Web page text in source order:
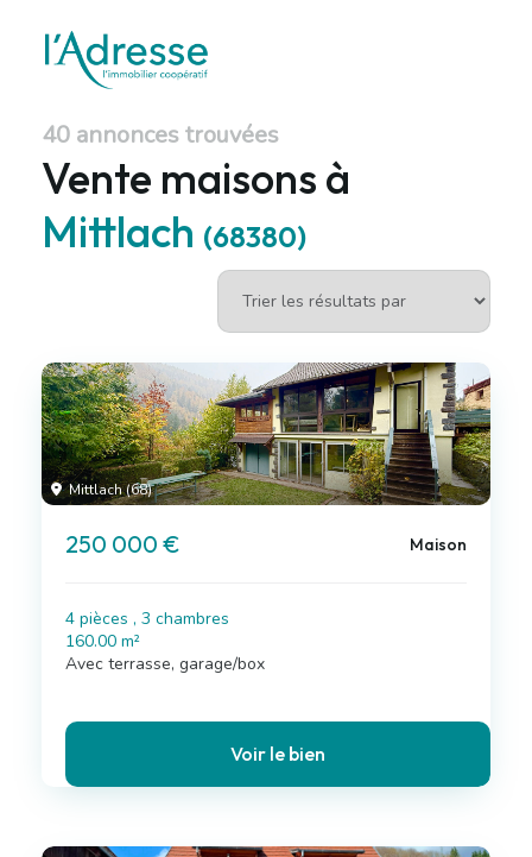
40 annonces trouvées
Vente maisons à
Mittlach (68380)
Mittlach (68)
250 000 € Maison
4 pièces , 3 chambres
160.00 m²
Avec terrasse, garage/box
Voir le bien